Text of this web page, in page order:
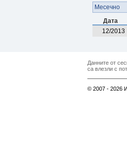
Месечно
Дата
12/2013
Данните от
са влезли с
© 2007 - 2026